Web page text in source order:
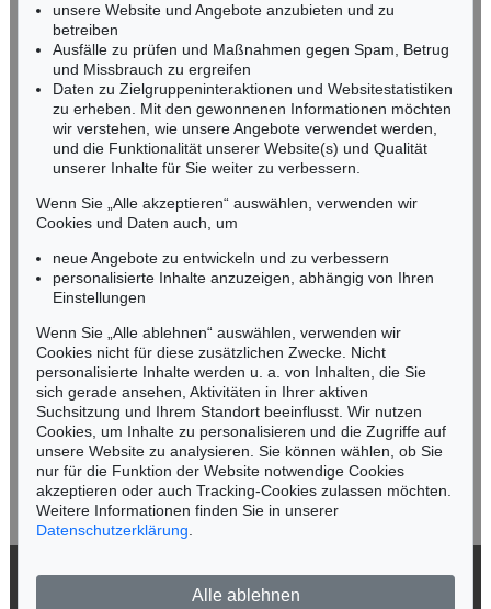
Miriam Heß
Tel.: +49 (0)62 21 58 80-038
Fax: +49 (0)62 21 58 80-595
infoheidelberg@kettererkunst.de
NORDDEUTSCHLAND
Nico Kassel, M.A.
Mobil: +49 (0)171 8618661
n.kassel@kettererkunst.de
Keine Auktion mehr verpassen!
Wir informieren Sie rechtzeitig.
Jetzt zum Newsletter anmelden >
unsere Website und Angebote anzubieten und zu
betreiben
Ausfälle zu prüfen und Maßnahmen gegen Spam, Betrug
und Missbrauch zu ergreifen
Daten zu Zielgruppeninteraktionen und Websitestatistiken
zu erheben. Mit den gewonnenen Informationen möchten
wir verstehen, wie unsere Angebote verwendet werden,
und die Funktionalität unserer Website(s) und Qualität
unserer Inhalte für Sie weiter zu verbessern.
Wenn Sie „Alle akzeptieren“ auswählen, verwenden wir
Cookies und Daten auch, um
neue Angebote zu entwickeln und zu verbessern
personalisierte Inhalte anzuzeigen, abhängig von Ihren
Einstellungen
Wenn Sie „Alle ablehnen“ auswählen, verwenden wir
Cookies nicht für diese zusätzlichen Zwecke. Nicht
personalisierte Inhalte werden u. a. von Inhalten, die Sie
sich gerade ansehen, Aktivitäten in Ihrer aktiven
Suchsitzung und Ihrem Standort beeinflusst. Wir nutzen
Cookies, um Inhalte zu personalisieren und die Zugriffe auf
unsere Website zu analysieren. Sie können wählen, ob Sie
nur für die Funktion der Website notwendige Cookies
akzeptieren oder auch Tracking-Cookies zulassen möchten.
Weitere Informationen finden Sie in unserer
Datenschutzerklärung
Alle ablehnen